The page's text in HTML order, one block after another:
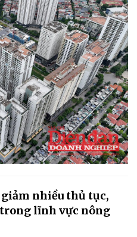
nhiều thủ tục,
lĩnh vực nông